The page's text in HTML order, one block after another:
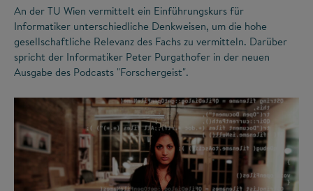
An der TU Wien vermittelt ein Einführungskurs für
Informatiker unterschiedliche Denkweisen, um die hohe
gesellschaftliche Relevanz des Fachs zu vermitteln. Darüber
spricht der Informatiker Peter Purgathofer in der neuen
Ausgabe des Podcasts "Forschergeist".